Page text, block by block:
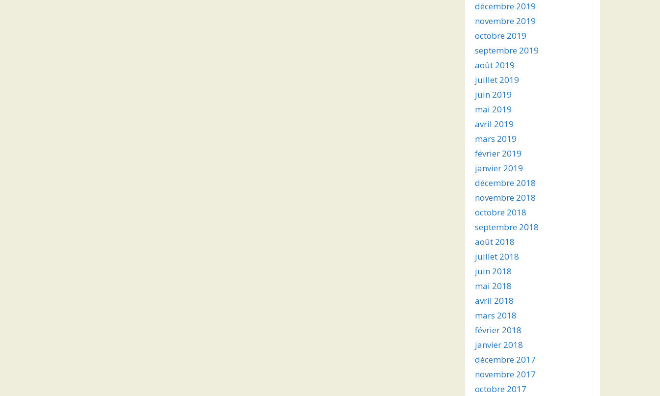
décembre 2019
novembre 2019
octobre 2019
septembre 2019
août 2019
juillet 2019
juin 2019
mai 2019
avril 2019
mars 2019
février 2019
janvier 2019
décembre 2018
novembre 2018
octobre 2018
septembre 2018
août 2018
juillet 2018
juin 2018
mai 2018
avril 2018
mars 2018
février 2018
janvier 2018
décembre 2017
novembre 2017
octobre 2017